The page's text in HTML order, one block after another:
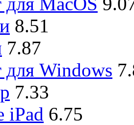
8.51
7.87
Windows
7.33
iPad 6.75